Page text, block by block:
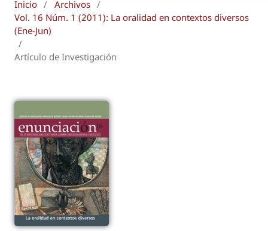
Inicio / Archivos /
Vol. 16 Núm. 1 (2011): La oralidad en contextos diversos
(Ene-Jun)
/
Artículo de Investigación